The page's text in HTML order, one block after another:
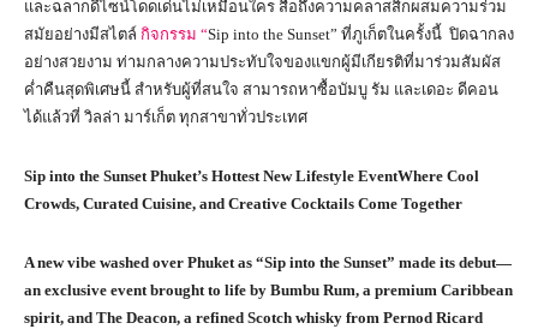
และฉลากดีไซน์โดดเด่นไม่เหมือนใคร สื่อถึงความคลาสสิกผสมความร่วม
สมัยอย่างมีสไตล์ กิจกรรม “Sip into the Sunset” ที่ภูเก็ตในครั้งนี้ ปิดฉากลง
อย่างสวยงาม ท่ามกลางความประทับใจของแขกผู้มีเกียรติที่มาร่วมสัมผัส
ค่ำคืนสุดพิเศษนี้ สำหรับผู้ที่สนใจ สามารถหาซื้อบัมบู รัม และเดอะ ดีคอน
ได้แล้วที่ วิลล่า มาร์เก็ต ทุกสาขาทั่วประเทศ
Sip into the Sunset Phuket’s Hottest New Lifestyle EventWhere Cool
Crowds, Curated Cuisine, and Creative Cocktails Come Together
A new vibe washed over Phuket as “Sip into the Sunset” made its debut—
an exclusive event brought to life by Bumbu Rum, a premium Caribbean
spirit, and The Deacon, a refined Scotch whisky from Pernod Ricard